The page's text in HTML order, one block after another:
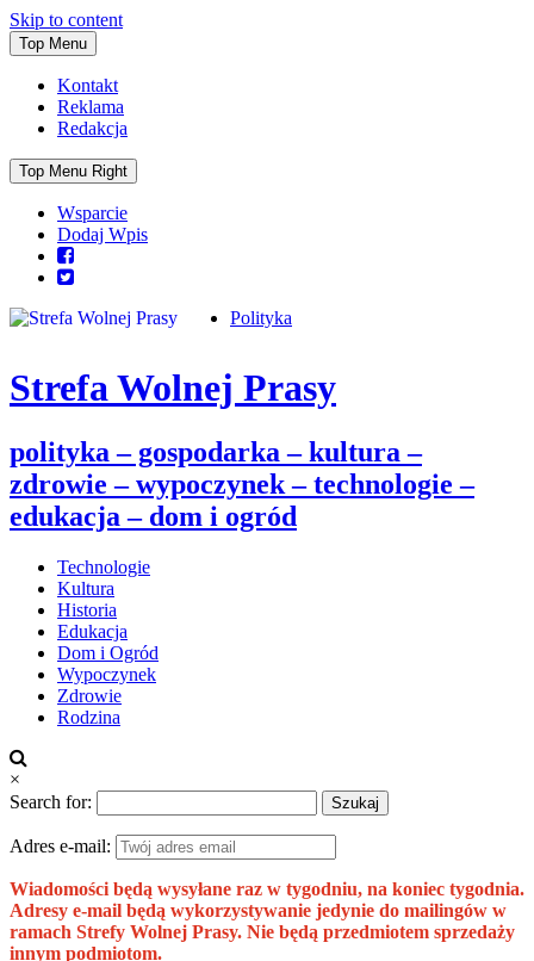
Skip to content
Top Menu
Kontakt
Reklama
Redakcja
Top Menu Right
Wsparcie
Dodaj Wpis
Strefa Wolnej Prasy
polityka – gospodarka – kultura –
zdrowie – wypoczynek – technologie –
edukacja – dom i ogród
Polityka
Technologie
Kultura
Historia
Edukacja
Dom i Ogród
Wypoczynek
Zdrowie
Rodzina
×
Search for:
Adres e-mail:
Wiadomości będą wysyłane raz w tygodniu, na koniec tygodnia.
Adresy e-mail będą wykorzystywanie jedynie do mailingów w
ramach Strefy Wolnej Prasy. Nie będą przedmiotem sprzedaży
innym podmiotom.